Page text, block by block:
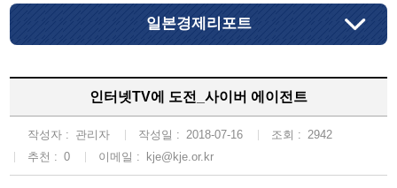
일본경제리포트
인터넷TV에 도전_사이버 에이전트
작성자 : 관리자 작성일 : 2018-07-16 조회 : 2942
추천 : 0 이메일 : kje@kje.or.kr